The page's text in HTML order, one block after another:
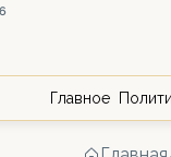
Главное